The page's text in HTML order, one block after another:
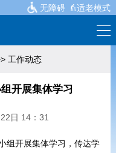
无障碍 适老模式
工作动态
开展集体学习
日 14：31
组开展集体学习，传达学